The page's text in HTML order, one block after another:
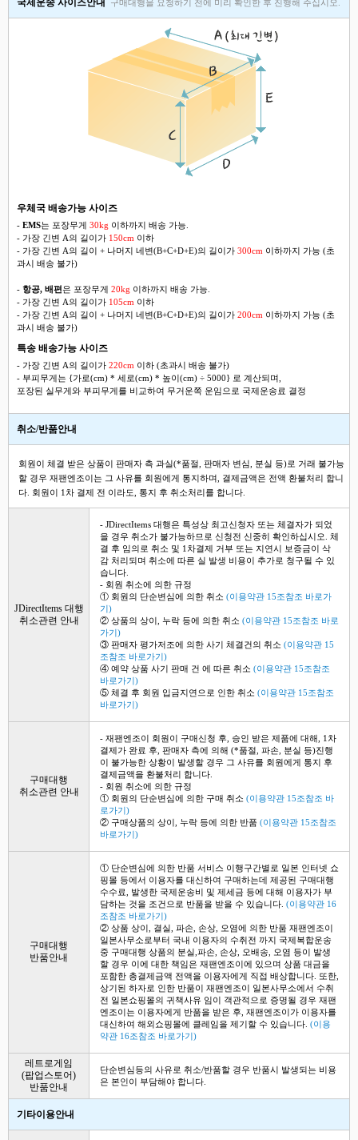
국제운송 사이즈안내 구매대행을 요청하기 전에 미리 확인한 후 진행해 주십시오.
우체국 배송가능 사이즈
- EMS는 포장무게 30kg 이하까지 배송 가능.
- 가장 긴변 A의 길이가 150cm 이하
- 가장 긴변 A의 길이 + 나머지 네변(B+C+D+E)의 길이가 300cm 이하까지 가능 (초
과시 배송 불가)
- 항공, 배편은 포장무게 20kg 이하까지 배송 가능.
- 가장 긴변 A의 길이가 105cm 이하
- 가장 긴변 A의 길이 + 나머지 네변(B+C+D+E)의 길이가 200cm 이하까지 가능 (초
과시 배송 불가)
특송 배송가능 사이즈
- 가장 긴변 A의 길이가 220cm 이하 (초과시 배송 불가)
- 부피무게는 {가로(cm) * 세로(cm) * 높이(cm) ÷ 5000} 로 계산되며,
포장된 실무게와 부피무게를 비교하여 무거운쪽 운임으로 국제운송료 결정
취소/반품안내
회원이 체결 받은 상품이 판매자 측 과실(*품절, 판매자 변심, 분실 등)로 거래 불가능
할 경우 재팬엔조이는 그 사유를 회원에게 통지하며, 결제금액은 전액 환불처리 합니
다. 회원이 1차 결제 전 이라도, 통지 후 취소처리를 합니다.
JDirectItems 대행
취소관련 안내
- JDirectItems 대행은 특성상 최고신청자 또는 체결자가 되었
을 경우 취소가 불가능하므로 신청전 신중히 확인하십시오. 체
결 후 임의로 취소 및 1차결제 거부 또는 지연시 보증금이 삭
감 처리되며 취소에 따른 실 발생 비용이 추가로 청구될 수 있
습니다.
- 회원 취소에 의한 규정
① 회원의 단순변심에 의한 취소 (이용약관 15조참조 바로가
기)
② 상품의 상이, 누락 등에 의한 취소 (이용약관 15조참조 바로
가기)
③ 판매자 평가저조에 의한 사기 체결건의 취소 (이용약관 15
조참조 바로가기)
④ 예약 상품 사기 판매 건 에 따른 취소 (이용약관 15조참조
바로가기)
⑤ 체결 후 회원 입금지연으로 인한 취소 (이용약관 15조참조
바로가기)
구매대행
취소관련 안내
- 재팬엔조이 회원이 구매신청 후, 승인 받은 제품에 대해, 1차
결제가 완료 후, 판매자 측에 의해 (*품절, 파손, 분실 등)진행
이 불가능한 상황이 발생할 경우 그 사유를 회원에게 통지 후
결제금액을 환불처리 합니다.
- 회원 취소에 의한 규정
① 회원의 단순변심에 의한 구매 취소 (이용약관 15조참조 바
로가기)
② 구매상품의 상이, 누락 등에 의한 반품 (이용약관 15조참조
바로가기)
구매대행
반품안내
① 단순변심에 의한 반품 서비스 이행구간별로 일본 인터넷 쇼
핑몰 등에서 이용자를 대신하여 구매하는데 제공된 구매대행
수수료, 발생한 국제운송비 및 제세금 등에 대해 이용자가 부
담하는 것을 조건으로 반품을 받을 수 있습니다. (이용약관 16
조참조 바로가기)
② 상품 상이, 결실, 파손, 손상, 오염에 의한 반품 재팬엔조이
일본사무소로부터 국내 이용자의 수취전 까지 국제복합운송
중 구매대행 상품의 분실,파손, 손상, 오배송, 오염 등이 발생
할 경우 이에 대한 책임은 재팬엔조이에 있으며 상품 대금을
포함한 총결제금액 전액을 이용자에게 직접 배상합니다. 또한,
상기된 하자로 인한 반품이 재팬엔조이 일본사무소에서 수취
전 일본쇼핑몰의 귀책사유 임이 객관적으로 증명될 경우 재팬
엔조이는 이용자에게 반품을 받은 후, 재팬엔조이가 이용자를
대신하여 해외쇼핑몰에 클레임을 제기할 수 있습니다. (이용
약관 16조참조 바로가기)
레트로게임
(팝업스토어)
반품안내
단순변심등의 사유로 취소/반품할 경우 반품시 발생되는 비용
은 본인이 부담해야 합니다.
기타이용안내